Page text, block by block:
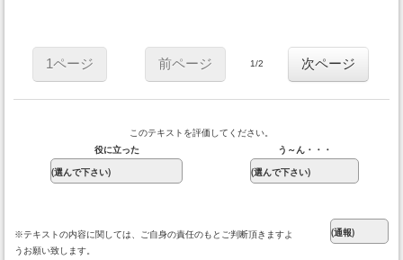
1ページ 前ページ 1/2 次ページ
このテキストを評価してください。
役に立った
う～ん・・・
※テキストの内容に関しては、ご自身の責任のもとご判断頂きますよ
うお願い致します。